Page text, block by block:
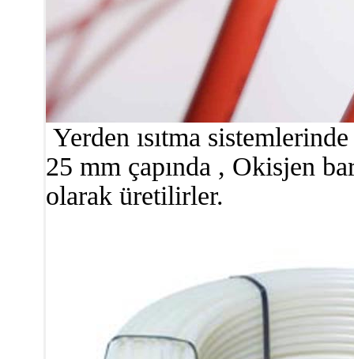
Yerden ısıtma
25 mm çapında , Okisjen
olarak üretilirler.